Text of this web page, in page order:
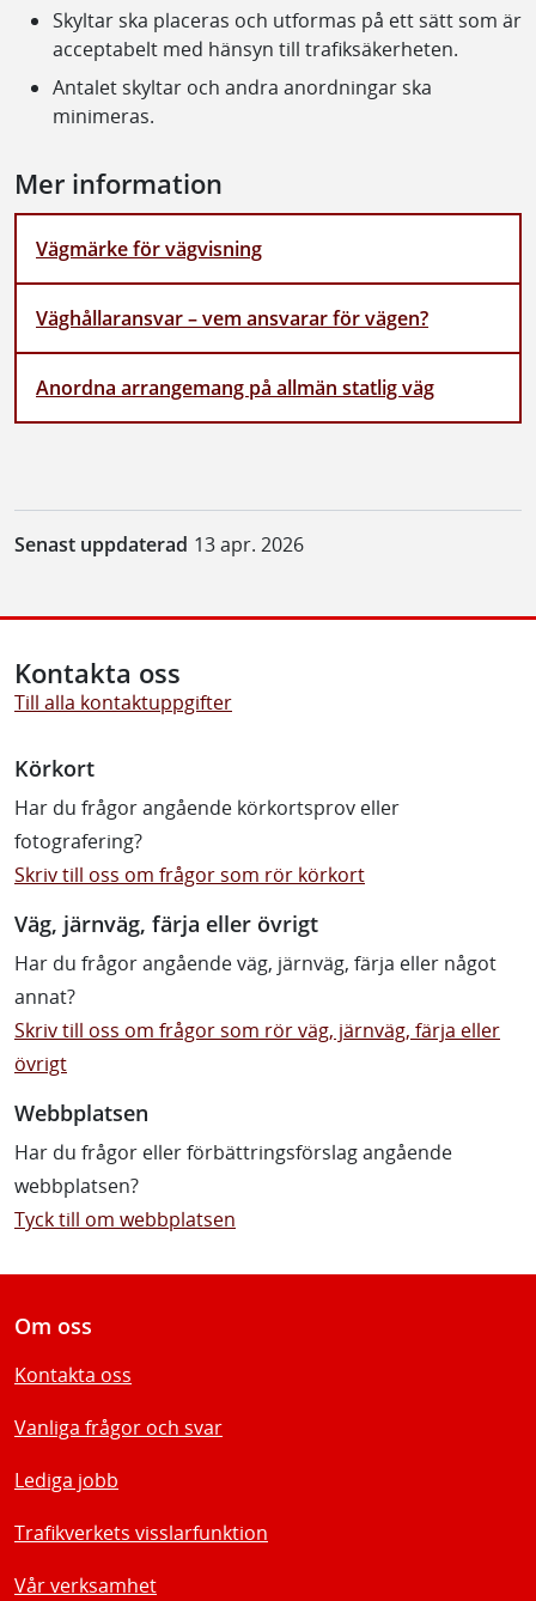
Skyltar ska placeras och utformas på ett sätt som är
acceptabelt med hänsyn till trafiksäkerheten.
Antalet skyltar och andra anordningar ska
minimeras.
Mer information
Vägmärke för vägvisning
Väghållaransvar – vem ansvarar för vägen?
Anordna arrangemang på allmän statlig väg
Senast uppdaterad 13 apr. 2026
Kontakta oss
Till alla kontaktuppgifter
Körkort
Har du frågor angående körkortsprov eller
fotografering?
Skriv till oss om frågor som rör körkort
Väg, järnväg, färja eller övrigt
Har du frågor angående väg, järnväg, färja eller något
annat?
Skriv till oss om frågor som rör väg, järnväg, färja eller
övrigt
Webbplatsen
Har du frågor eller förbättringsförslag angående
webbplatsen?
Tyck till om webbplatsen
Om oss
Kontakta oss
Vanliga frågor och svar
Lediga jobb
Trafikverkets visslarfunktion
Vår verksamhet